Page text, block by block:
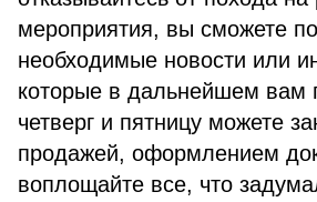
мероприятия, вы сможете
необходимые новости или
которые в дальнейшем вам
четверг и пятницу можете
продажей, оформлением
воплощайте все, что